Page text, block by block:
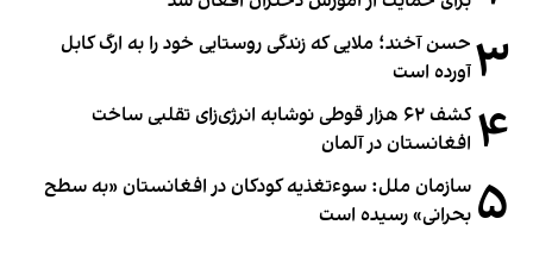
۳ حسن آخند؛ ملایی که زندگی روستایی خود را به ارگ کابل
آورده است
۴
کشف ۶۲ هزار قوطی نوشابه انرژی‌زای تقلبی ساخت
افغانستان در آلمان
۵ سازمان ملل: سوء‌تغذیه کودکان در افغانستان «به سطح
بحرانی» رسیده است